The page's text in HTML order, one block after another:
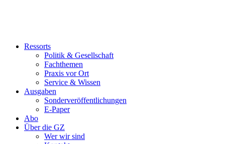
Ressorts
Politik & Gesellschaft
Fachthemen
Praxis vor Ort
Service & Wissen
Ausgaben
Sonderveröffentlichungen
E-Paper
Abo
Über die GZ
Wer wir sind